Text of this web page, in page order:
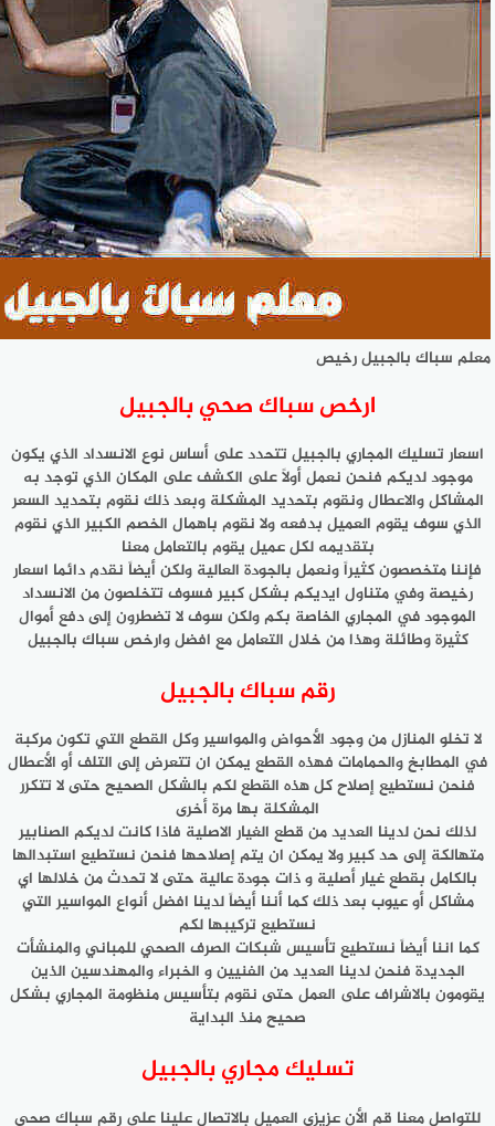
معلم سباك بالجبيل رخيص
ارخص سباك صحي بالجبيل
اسعار تسليك المجاري بالجبيل تتحدد على أساس نوع الانسداد الذي يكون
موجود لديكم فنحن نعمل أولاً على الكشف على المكان الذي توجد به
المشاكل والاعطال ونقوم بتحديد المشكلة وبعد ذلك نقوم بتحديد السعر
الذي سوف يقوم العميل بدفعه ولا نقوم باهمال الخصم الكبير الذي نقوم
بتقديمه لكل عميل يقوم بالتعامل معنا
فإننا متخصصون كثيراً ونعمل بالجودة العالية ولكن أيضاً نقدم دائما اسعار
رخيصة وفي متناول ايديكم بشكل كبير فسوف تتخلصون من الانسداد
الموجود في المجاري الخاصة بكم ولكن سوف لا تضطرون إلى دفع أموال
كثيرة وطائلة وهذا من خلال التعامل مع افضل وارخص سباك بالجبيل
رقم سباك بالجبيل
لا تخلو المنازل من وجود الأحواض والمواسير وكل القطع التي تكون مركبة
في المطابخ والحمامات فهذه القطع يمكن ان تتعرض إلى التلف أو الأعطال
فنحن نستطيع إصلاح كل هذه القطع لكم بالشكل الصحيح حتى لا تتكرر
المشكلة بها مرة أخرى
لذلك نحن لدينا العديد من قطع الغيار الاصلية فاذا كانت لديكم الصنابير
متهالكة إلى حد كبير ولا يمكن ان يتم إصلاحها فنحن نستطيع استبدالها
بالكامل بقطع غيار أصلية و ذات جودة عالية حتى لا تحدث من خلالها اي
مشاكل أو عيوب بعد ذلك كما أننا أيضاً لدينا افضل أنواع المواسير التي
نستطيع تركيبها لكم
كما اننا أيضاً نستطيع تأسيس شبكات الصرف الصحي للمباني والمنشأت
الجديدة فنحن لدينا العديد من الفنيين و الخبراء والمهندسين الذين
يقومون بالاشراف على العمل حتى نقوم بتأسيس منظومة المجاري بشكل
صحيح منذ البداية
تسليك مجاري بالجبيل
للتواصل معنا قم الأن عزيزي العميل بالاتصال علينا على رقم سباك صحي